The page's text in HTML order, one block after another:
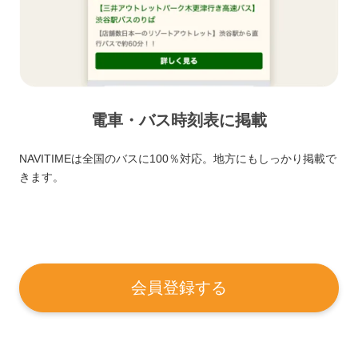
電車・バス時刻表に掲載
NAVITIMEは全国のバスに100％対応。地方にもしっかり掲載で
きます。
会員登録する